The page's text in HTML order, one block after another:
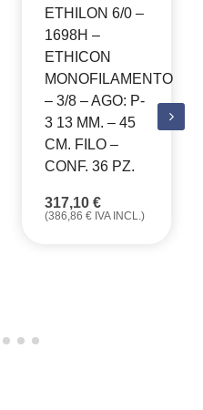
ETHILON 6/0 –
1698H –
ETHICON
MONOFILAMENTO
– 3/8 – AGO: P-
3 13 MM. – 45
CM. FILO –
CONF. 36 PZ.
317,10 €
(386,86 € IVA INCL.)